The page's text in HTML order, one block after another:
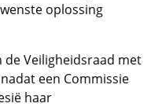
oplossing
de Veiligheidsraad met
een Commissie
haar